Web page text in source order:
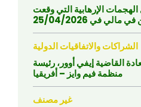
الإرهابية التي وقعت
في 25/04/2026
الشراكات والاتفاقيات الدولية
القاضية إيفي أوور، رئيسة
منظمة فيم وايز – أفريقيا
غير مصنف